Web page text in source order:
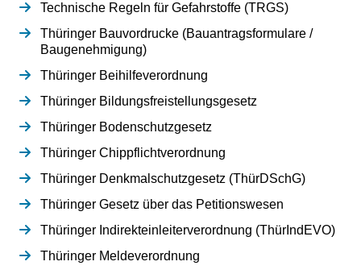
Technische Regeln für Gefahrstoffe (TRGS)
Thüringer Bauvordrucke (Bauantragsformulare /
Baugenehmigung)
Thüringer Beihilfeverordnung
Thüringer Bildungsfreistellungsgesetz
Thüringer Bodenschutzgesetz
Thüringer Chippflichtverordnung
Thüringer Denkmalschutzgesetz (ThürDSchG)
Thüringer Gesetz über das Petitionswesen
Thüringer Indirekteinleiterverordnung (ThürIndEVO)
Thüringer Meldeverordnung